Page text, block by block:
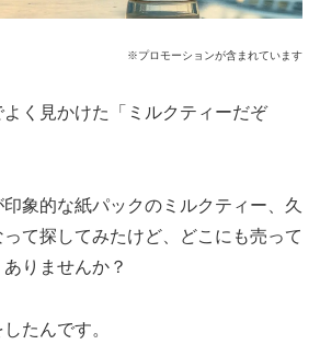
※プロモーションが含まれています
く見かけた「ミルクティーだぞ
象的な紙パックのミルクティー、久
て探してみたけど、どこにも売って
りませんか？
たんです。